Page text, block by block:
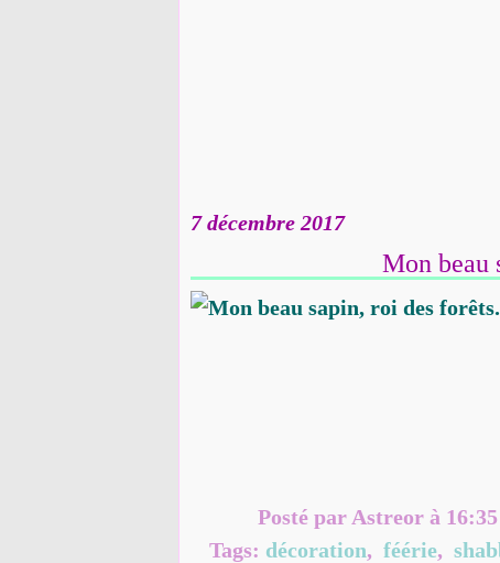
7 décembre 2017
Mon beau
Posté par Astreor à
Tags: décoration, féérie,